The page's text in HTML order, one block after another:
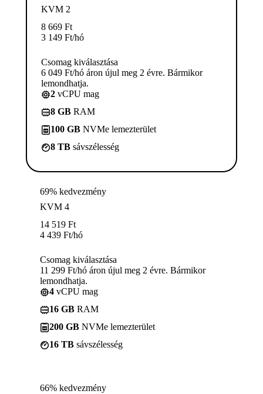
KVM 2
8 669 Ft
3 149 Ft/hó
Csomag kiválasztása
6 049 Ft/hó áron újul meg 2 évre. Bármikor
lemondhatja.
2 vCPU mag
8 GB RAM
100 GB NVMe lemezterület
8 TB sávszélesség
69% kedvezmény
KVM 4
14 519 Ft
4 439 Ft/hó
Csomag kiválasztása
11 299 Ft/hó áron újul meg 2 évre. Bármikor
lemondhatja.
4 vCPU mag
16 GB RAM
200 GB NVMe lemezterület
16 TB sávszélesség
66% kedvezmény